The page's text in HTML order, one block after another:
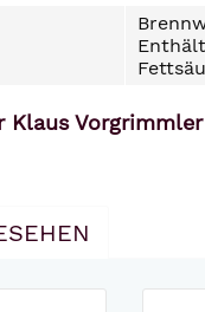
Klaus